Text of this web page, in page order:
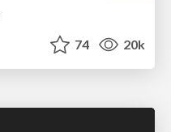
74 20k